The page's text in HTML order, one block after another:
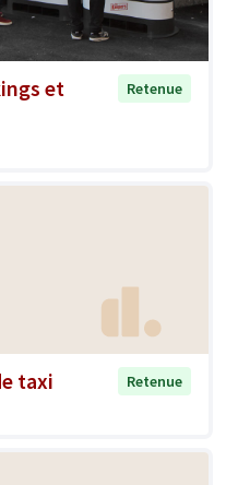
et
Retenue
taxi
Retenue